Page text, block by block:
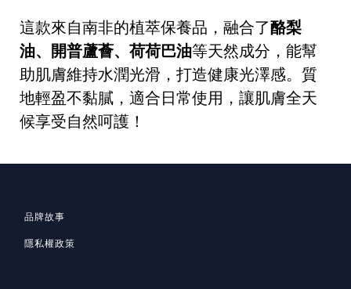
這款來自南非的植萃保養品，融合了酪梨
油、開普蘆薈、荷荷巴油等天然成分，能幫
助肌膚維持水潤光滑，打造健康光澤感。質
地輕盈不黏膩，適合日常使用，讓肌膚全天
候享受自然呵護！
品牌故事
隱私權政策